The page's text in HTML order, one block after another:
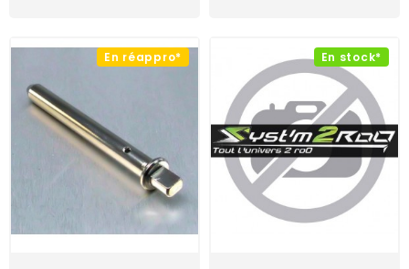
En réappro* En stock*